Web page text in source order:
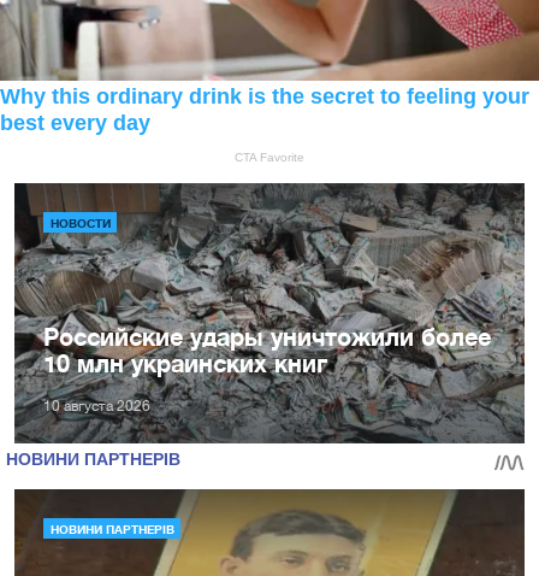
НОВОСТИ
Российские удары уничтожили более
10 млн украинских книг
10 августа 2026